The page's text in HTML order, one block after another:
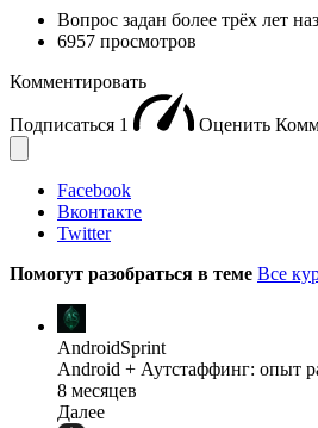
Вопрос задан более трёх лет
6957 просмотров
Комментировать
Подписаться 1 Оценить
Facebook
Вконтакте
Twitter
Помогут разобраться в теме Все
AndroidSprint
Android + Аутстаффинг: опыт
8 месяцев
Далее